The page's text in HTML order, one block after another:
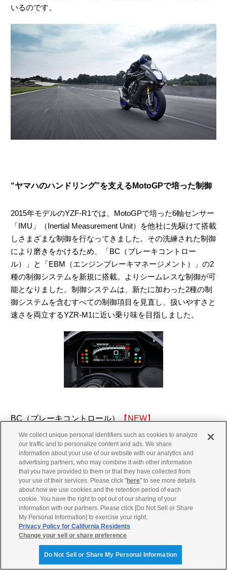
いるのです。
“ヤマハのハンドリング”を支えるMotoGPで培った制御
2015年モデルのYZF-R1では、MotoGPで培った6軸センサー
「IMU」（Inertial Measurement Unit）を他社に先駆けて搭載
しさまざまな制御を行なってきました。その洗練された制御
により磨きをかけるため、「BC（ブレーキコントロー
ル）」と「EBM（エンジンブレーキマネージメント）」の2
種の制御システムを新規に搭載。よりシームレスな制御が可
能となりました。制御システムは、新たに加わった2種の制
御システムを含むすべての制御項目を見直し、扱いやすさと
速さを両立するYZR-M1に近い乗り味を目指しました。
BC（ブレーキコントロール） 【NEW】
これは、マシンの挙動を安定させるために働く制御で、例え
ばコーナーリング中のバンクした状態でブレーキを掛け過ぎ
た際などに作動することで、車体の唐突な挙動を抑制し、安
定性を保つことを助ける制御です。
バンク角や前後タイヤの回転速度差に加えて、従来装備のス
ライドコントロールシステム用のIMU信号を利用して制御性
を高めることで、安心感を高めながら楽しく走っていただく
ことができます。
制御レベルとして「BC1」と「BC2」を設定しており、
We collect unique personal identifiers such as cookies to analyze
our traffic and to personalize content and ads. We share
information about your use of our website with our analytics and
advertising partners, who may combine it with other information
that you have provided to them or that they have collected from
your use of their services. Please click "here" to see more details
about how we use cookies and the retention period of each
cookie. You have the right to opt out of our sharing of your
information with our partners. Please click [Do Not Sell or Share
My Personal Information] to exercise your right.
Privacy Policy for California Residents
Change your sell or share preference
Do Not Sell or Share My Personal Information